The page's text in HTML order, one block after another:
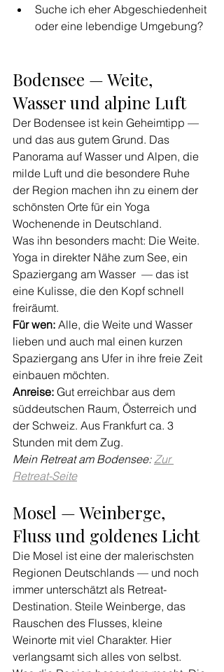
Suche ich eher Abgeschiedenheit
oder eine lebendige Umgebung?
Bodensee — Weite,
Wasser und alpine Luft
Der Bodensee ist kein Geheimtipp —
und das aus gutem Grund. Das
Panorama auf Wasser und Alpen, die
milde Luft und die besondere Ruhe
der Region machen ihn zu einem der
schönsten Orte für ein Yoga
Wochenende in Deutschland.
Was ihn besonders macht: Die Weite.
Yoga in direkter Nähe zum See, ein
Spaziergang am Wasser  — das ist
eine Kulisse, die den Kopf schnell
freiräumt.
Für wen: Alle, die Weite und Wasser
lieben und auch mal einen kurzen
Spaziergang ans Ufer in ihre freie Zeit
einbauen möchten.
Anreise: Gut erreichbar aus dem
süddeutschen Raum, Österreich und
der Schweiz. Aus Frankfurt ca. 3
Stunden mit dem Zug.
Mein Retreat am Bodensee: Zur
Retreat-Seite
Mosel — Weinberge,
Fluss und goldenes Licht
Die Mosel ist eine der malerischsten
Regionen Deutschlands — und noch
immer unterschätzt als Retreat-
Destination. Steile Weinberge, das
Rauschen des Flusses, kleine
Weinorte mit viel Charakter. Hier
verlangsamt sich alles von selbst.